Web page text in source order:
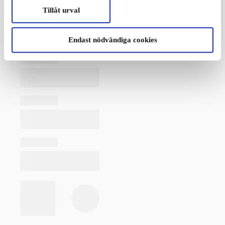
Tillåt urval
Endast nödvändiga cookies